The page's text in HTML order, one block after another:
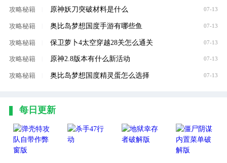
攻略秘籍 原神妖刀突破材料是什么 07-13
攻略秘籍 奥比岛梦想国度手游有哪些鱼 07-13
攻略秘籍 保卫萝卜4太空穿越28关怎么通关 07-13
攻略秘籍 原神2.8版本有什么新活动 07-13
攻略秘籍 奥比岛梦想国度精灵蛋怎么选择 07-13
每日更新